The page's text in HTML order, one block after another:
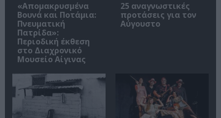
«Απομακρυσμένα
Βουνά και Ποτάμια:
Πνευματική
Πατρίδα»:
Περιοδική έκθεση
στο Διαχρονικό
Μουσείο Αίγινας
25 αναγνωστικές
προτάσεις για τον
Αύγουστο